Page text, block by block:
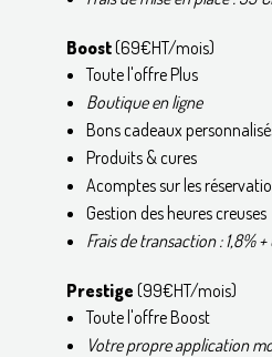
Boost(69€HT/mois)
Toute l'offre Plus
Boutique en ligne
Bons cadeaux
Produits & cures
Acomptes sur les
Gestion des heures creuses
Frais de transaction : 1,8% +
Prestige (99€HT/mois)
Toute l'offre Boost
Votre propre application